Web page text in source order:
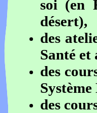
soi (en
désert),
des
Santé et
des
des